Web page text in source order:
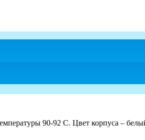
90-92 С. Цвет корпуса –